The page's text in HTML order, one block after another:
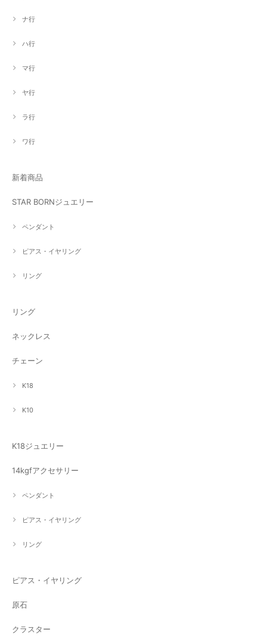
ナ行
ハ行
マ行
ヤ行
ラ行
ワ行
新着商品
STAR BORNジュエリー
ペンダント
ピアス・イヤリング
リング
リング
ネックレス
チェーン
K18
K10
K18ジュエリー
14kgfアクセサリー
ペンダント
ピアス・イヤリング
リング
ピアス・イヤリング
原石
クラスター